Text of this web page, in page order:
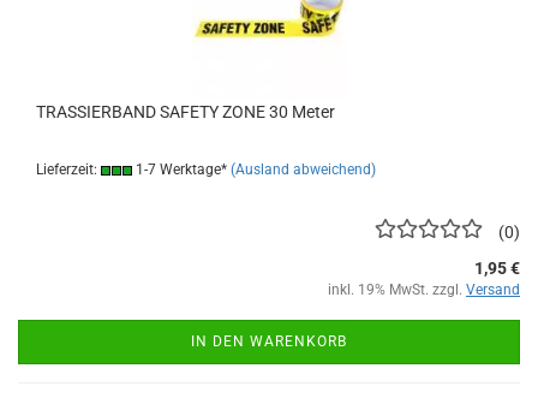
TRASSIERBAND SAFETY ZONE 30 Meter
Lieferzeit: 1-7 Werktage* (Ausland abweichend)
0
1,95 €
inkl. 19% MwSt. zzgl. Versand
IN DEN WARENKORB